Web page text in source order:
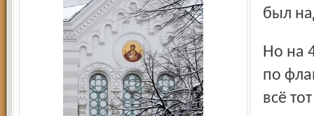
был
Но на 43-й минуте «спартаковец» Аслан Засеев, пройдя
по
всё